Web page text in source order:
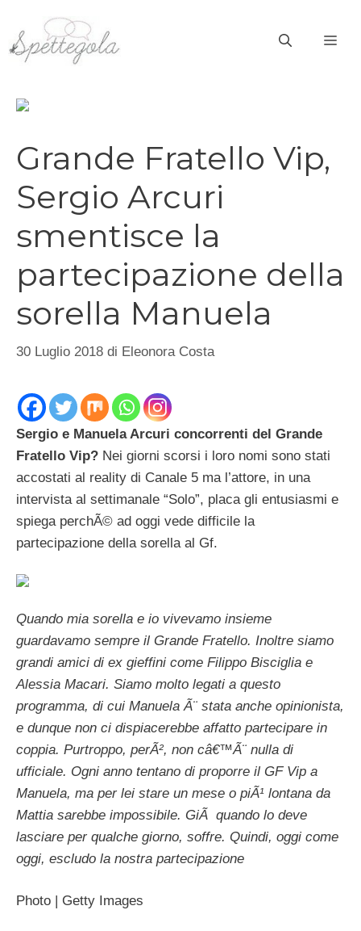
contenuto
Grande Fratello Vip,
Sergio Arcuri
smentisce la
partecipazione della
sorella Manuela
30 Luglio 2018 di Eleonora Costa
Sergio e Manuela Arcuri concorrenti del Grande
Fratello Vip? Nei giorni scorsi i loro nomi sono stati
accostati al reality di Canale 5 ma l’attore, in una
intervista al settimanale “Solo”, placa gli entusiasmi e
spiega perchÃ© ad oggi vede difficile la
partecipazione della sorella al Gf.
Quando mia sorella e io vivevamo insieme
guardavamo sempre il Grande Fratello. Inoltre siamo
grandi amici di ex gieffini come Filippo Bisciglia e
Alessia Macari. Siamo molto legati a questo
programma, di cui Manuela Ã¨ stata anche opinionista,
e dunque non ci dispiacerebbe affatto partecipare in
coppia. Purtroppo, perÃ², non câ€™Ã¨ nulla di
ufficiale. Ogni anno tentano di proporre il GF Vip a
Manuela, ma per lei stare un mese o piÃ¹ lontana da
Mattia sarebbe impossibile. GiÃ quando lo deve
lasciare per qualche giorno, soffre. Quindi, oggi come
oggi, escludo la nostra partecipazione
Photo | Getty Images